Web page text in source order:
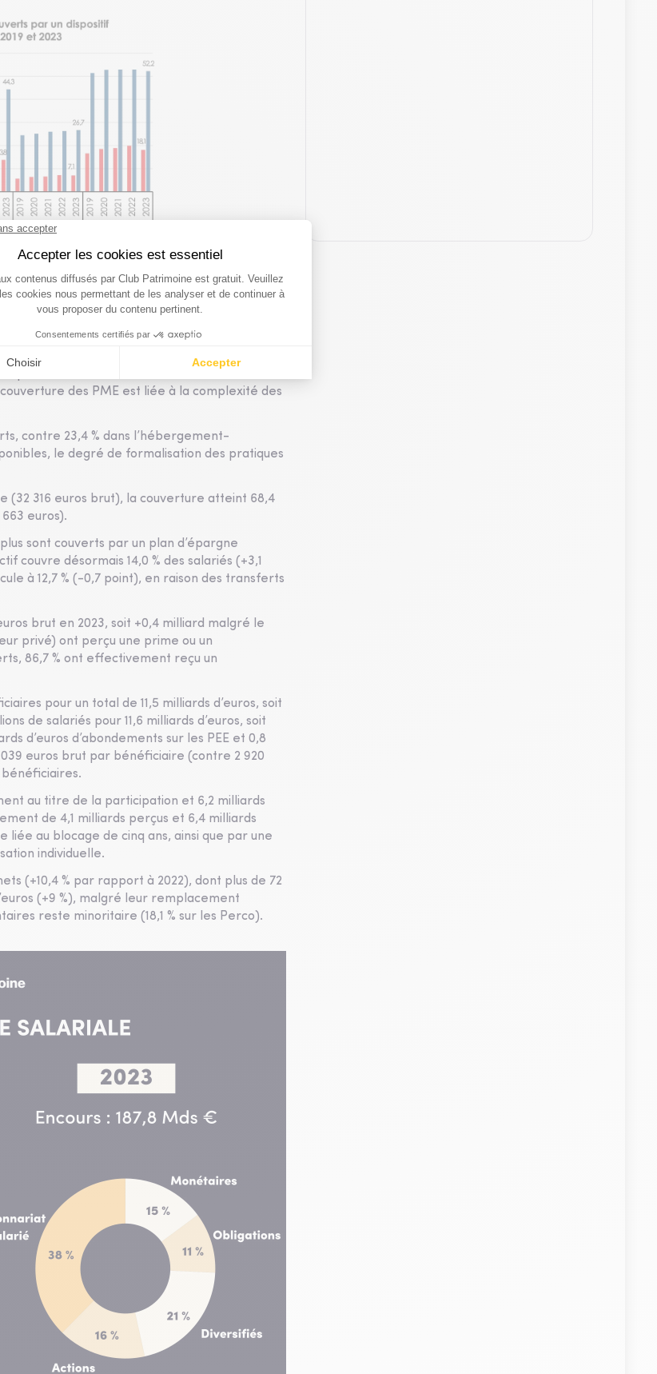
%), l’intéressement (34,6 %) et le Perco ou PER
d’au moins un dispositif, contre 46,6 %
plus de 1 000 salariés. Le taux atteint 95,6 %
des PME est liée à la complexité des
contre 23,4 % dans l’hébergement-
le degré de formalisation des pratiques
(32 316 euros brut), la couverture atteint 68,4
euros).
sont couverts par un plan d’épargne
couvre désormais 14,0 % des salariés (+3,1
à 12,7 % (-0,7 point), en raison des transferts
brut en 2023, soit +0,4 milliard malgré le
privé) ont perçu une prime ou un
86,7 % ont effectivement reçu un
pour un total de 11,5 milliards d’euros, soit
de salariés pour 11,6 milliards d’euros, soit
d’euros d’abondements sur les PEE et 0,8
euros brut par bénéficiaire (contre 2 920
bénéficiaires.
au titre de la participation et 6,2 milliards
de 4,1 milliards perçus et 6,4 milliards
liée au blocage de cinq ans, ainsi que par une
individuelle.
(+10,4 % par rapport à 2022), dont plus de 72
(+9 %), malgré leur remplacement
reste minoritaire (18,1 % sur les Perco).